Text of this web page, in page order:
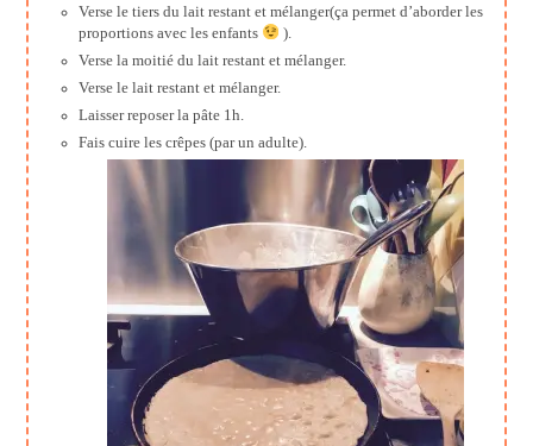
Verse le tiers du lait restant et mélanger(ça permet d’aborder les
proportions avec les enfants
).
Verse la moitié du lait restant et mélanger.
Verse le lait restant et mélanger.
Laisser reposer la pâte 1h.
Fais cuire les crêpes (par un adulte).